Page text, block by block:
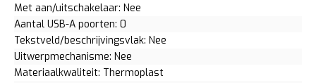
Met aan/uitschakelaar: Nee
Aantal USB-A poorten: 0
Tekstveld/beschrijvingsvlak: Nee
Uitwerpmechanisme: Nee
Materiaalkwaliteit: Thermoplast